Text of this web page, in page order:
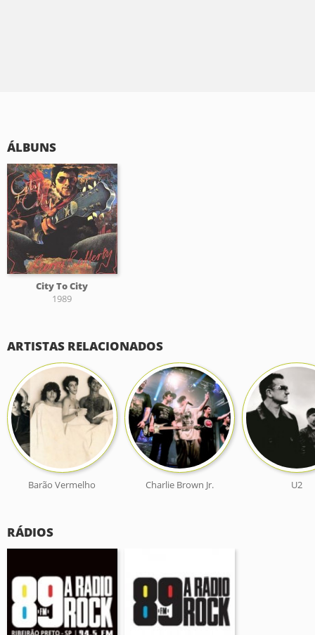
ÁLBUNS
City To City
1989
ARTISTAS RELACIONADOS
Barão Vermelho Charlie Brown Jr. U2
RÁDIOS